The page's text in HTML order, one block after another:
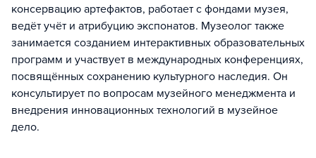
консервацию артефактов, работает с фондами музея,
ведёт учёт и атрибуцию экспонатов. Музеолог также
занимается созданием интерактивных образовательных
программ и участвует в международных конференциях,
посвящённых сохранению культурного наследия. Он
консультирует по вопросам музейного менеджмента и
внедрения инновационных технологий в музейное
дело.